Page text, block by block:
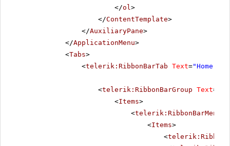
</ol>
</ContentTemplate>
</AuxiliaryPane>
</ApplicationMenu>
<Tabs>
<telerik:RibbonBarTab Text="Home"
<telerik:RibbonBarGroup Text=
<Items>
<telerik:RibbonBarMenu
<Items>
<